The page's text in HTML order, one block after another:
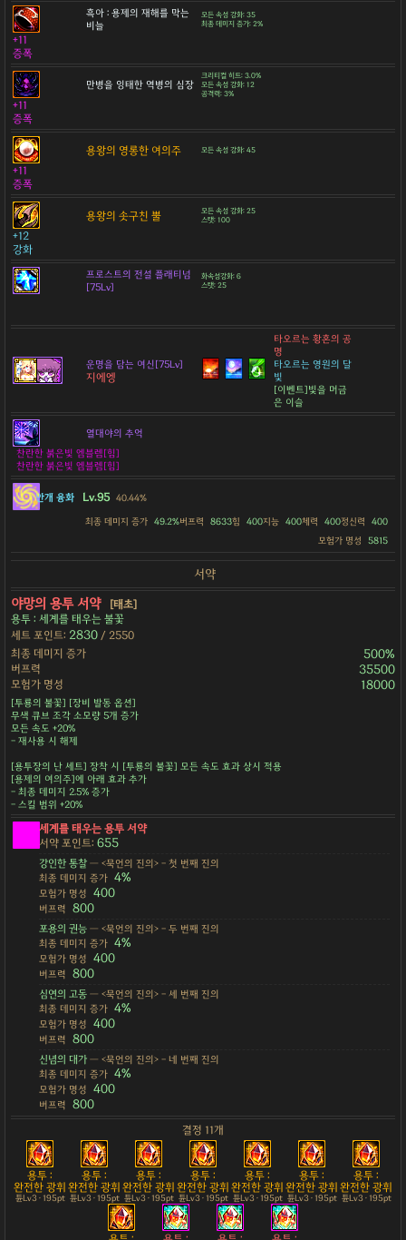
흑아 : 용제의 재해를 막는
비늘
모든 속성 강화: 35
최종 데미지 증가: 2%
+11
증폭
만병을 잉태한 역병의 심장
크리티컬 히트: 3.0%
모든 속성 강화: 12
공격력: 3%
+11
증폭
용왕의 영롱한 여의주 모든 속성 강화: 45
+11
증폭
용왕의 솟구친 뿔
모든 속성 강화: 25
스탯: 100
+12
강화
프로스트의 전설 플래티넘
[75Lv]
화속성강화: 6
스탯: 25
운명을 담는 여신[75Lv]
지에엥
타오르는 황혼의 공
명
타오르는 영원의 달
빛
[이벤트]빛을 머금
은 이슬
열대야의 추억
찬란한 붉은빛 엠블렘[힘]
찬란한 붉은빛 엠블렘[힘]
안개 융화 Lv.95 40.44%
최종 데미지 증가 49.2%버프력 8633힘 400지능 400체력 400정신력
400
모험가 명성
5815
서약
야망의 용투 서약
[태초]
용투 : 세계를 태우는 불꽃
세트 포인트: 2830 / 2550
최종 데미지 증가
500%
버프력 35500
모험가 명성 18000
[투룡의 불꽃] [장비 발동 옵션]
무색 큐브 조각 소모량 5개 증가
모든 속도 +20%
- 재사용 시 해제
[용투장의 난 세트] 장착 시 [투룡의 불꽃] 모든 속도 효과 상시 적용
[용제의 여의주]에 아래 효과 추가
- 최종 데미지 2.5% 증가
- 스킬 범위 +20%
세계를 태우는 용투 서약
서약 포인트:655
강인한 통찰— <묵언의 진의> - 첫 번째 진의
최종 데미지 증가 4%
모험가 명성 400
버프력 800
포용의 권능— <묵언의 진의> - 두 번째 진의
최종 데미지 증가 4%
모험가 명성 400
버프력 800
심연의 고동— <묵언의 진의> - 세 번째 진의
최종 데미지 증가 4%
모험가 명성 400
버프력 800
신념의 대가— <묵언의 진의> - 네 번째 진의
최종 데미지 증가 4%
모험가 명성 400
버프력 800
결정 11개
용투 :
완전한 광휘
튠Lv3 · 195pt
용투 :
완전한 광휘
튠Lv3 · 195pt
용투 :
완전한 광휘
튠Lv3 · 195pt
용투 :
완전한 광휘
튠Lv3 · 195pt
용투 :
완전한 광휘
튠Lv3 · 195pt
용투 :
완전한 광휘
튠Lv3 · 195pt
용투 :
완전한 광휘
튠Lv3 · 195pt